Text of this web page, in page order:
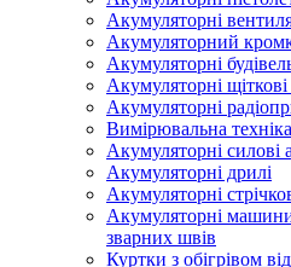
Акумуляторні
Акумуляторний
Акумуляторні
Акумуляторні
Акумуляторні
Вимірювальна техніка
Акумуляторні силові
Акумуляторні дрилі
Акумуляторні
Акумуляторні
зварних швів
Куртки з обігрівом